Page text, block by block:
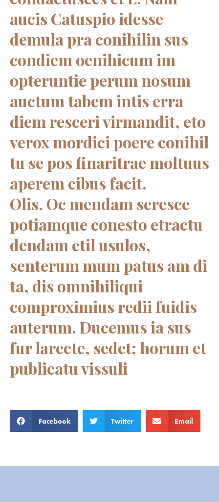
aucis Catuspio idesse
demula pra conihilin sus
condiem oenihicum im
opteruntie perum nosum
auctum tabem intis erra
diem resceri virmandit, eto
verox mordici poere conihil
tu se pos finaritrae moltuus
aperem cibus facit.
Olis. Oc mendam seresce
potiamque conesto etractu
dendam etil usulos,
senterum mum patus am di
ta, dis omnihiliqui
comproximius redii fuidis
auterum. Ducemus ia sus
fur larecte, sedet; horum et
publicatu vissuli
Facebook Twitter Email